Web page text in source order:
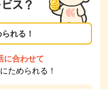
れる！
に合わせて
ためられる！